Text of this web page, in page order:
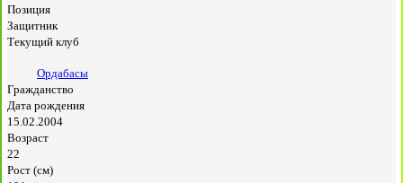
Позиция
Защитник
Текущий клуб
Ордабасы
Гражданство
Дата рождения
15.02.2004
Возраст
22
Рост (см)